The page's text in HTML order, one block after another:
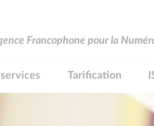
Francophone pour la
services Tarification